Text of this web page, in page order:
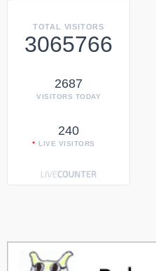
TOTAL VISITORS
3065766
2687
VISITORS TODAY
240
LIVE VISITORS